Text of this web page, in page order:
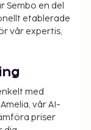
Sembo en del
etablerade
vår expertis,
med
vår AI-
priser